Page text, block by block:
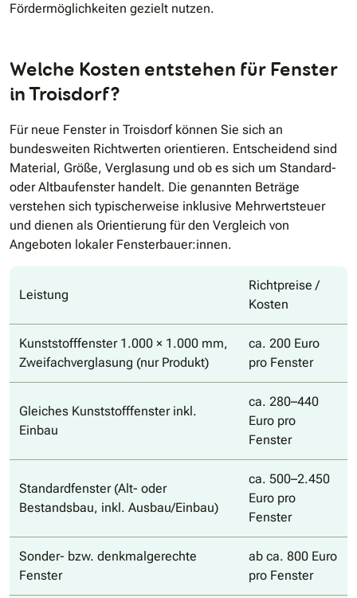
Fördermöglichkeiten gezielt nutzen.
Welche Kosten entstehen für Fenster
in Troisdorf?
Für neue Fenster in Troisdorf können Sie sich an
bundesweiten Richtwerten orientieren. Entscheidend sind
Material, Größe, Verglasung und ob es sich um Standard-
oder Altbaufenster handelt. Die genannten Beträge
verstehen sich typischerweise inklusive Mehrwertsteuer
und dienen als Orientierung für den Vergleich von
Angeboten lokaler Fensterbauer:innen.
Leistung
Richtpreise /
Kosten
Kunststofffenster 1.000 × 1.000 mm,
Zweifachverglasung (nur Produkt)
ca. 200 Euro
pro Fenster
Gleiches Kunststofffenster inkl.
Einbau
ca. 280–440
Euro pro
Fenster
Standardfenster (Alt- oder
Bestandsbau, inkl. Ausbau/Einbau)
ca. 500–2.450
Euro pro
Fenster
Sonder- bzw. denkmalgerechte
Fenster
ab ca. 800 Euro
pro Fenster